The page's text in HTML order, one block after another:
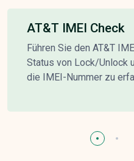
AT&T IMEI Check
Führen Sie den AT&T
Status von Lock/Unlock
die IMEI-Nummer zu